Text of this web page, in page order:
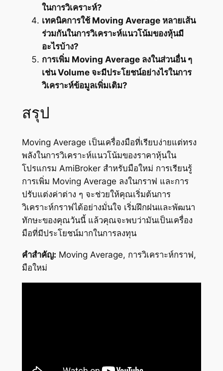
ในการวิเคราะห์?
เทคนิคการใช้ Moving Average หลายเส้น
ร่วมกันในการวิเคราะห์แนวโน้มของหุ้นมี
อะไรบ้าง?
การเพิ่ม Moving Average ลงในส่วนอื่น ๆ
เช่น Volume จะมีประโยชน์อย่างไรในการ
วิเคราะห์ข้อมูลเพิ่มเติม?
สรุป
Moving Average เป็นเครื่องมือที่เรียบง่ายแต่ทรง
พลังในการวิเคราะห์แนวโน้มของราคาหุ้นใน
โปรแกรม AmiBroker สำหรับมือใหม่ การเรียนรู้
การเพิ่ม Moving Average ลงในกราฟ และการ
ปรับแต่งค่าต่าง ๆ จะช่วยให้คุณเริ่มต้นการ
วิเคราะห์กราฟได้อย่างมั่นใจ เริ่มฝึกฝนและพัฒนา
ทักษะของคุณวันนี้ แล้วคุณจะพบว่ามันเป็นเครื่อง
มือที่มีประโยชน์มากในการลงทุน
คำสำคัญ: Moving Average, การวิเคราะห์กราฟ,
มือใหม่